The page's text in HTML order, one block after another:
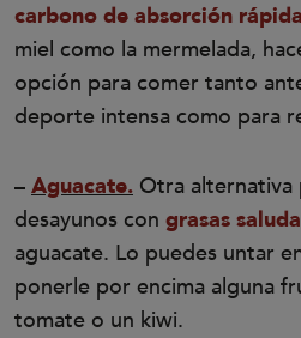
carbono de absorción rápida
miel como la mermelada,
opción para comer tanto
deporte intensa como para
– Aguacate. Otra alternativa
desayunos con grasas
aguacate. Lo puedes untar
ponerle por encima alguna
tomate o un kiwi.